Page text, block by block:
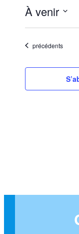
À venir
Sélectionnez
Évènements
précédents